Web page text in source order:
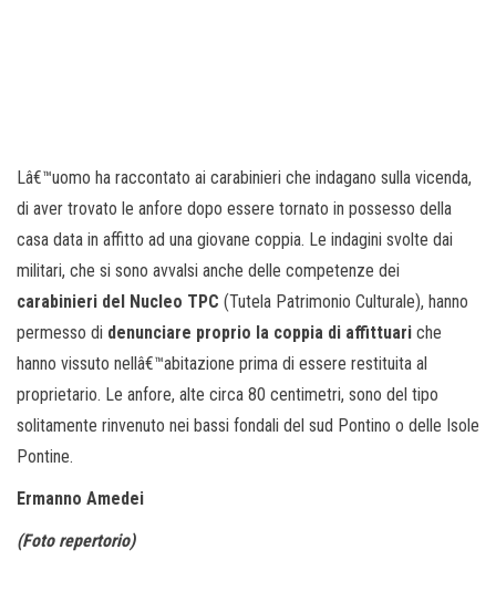
Lâ€™uomo ha raccontato ai carabinieri che indagano sulla vicenda,
di aver trovato le anfore dopo essere tornato in possesso della
casa data in affitto ad una giovane coppia. Le indagini svolte dai
militari, che si sono avvalsi anche delle competenze dei
carabinieri del Nucleo TPC (Tutela Patrimonio Culturale), hanno
permesso di denunciare proprio la coppia di affittuari che
hanno vissuto nellâ€™abitazione prima di essere restituita al
proprietario. Le anfore, alte circa 80 centimetri, sono del tipo
solitamente rinvenuto nei bassi fondali del sud Pontino o delle Isole
Pontine.
Ermanno Amedei
(Foto repertorio)